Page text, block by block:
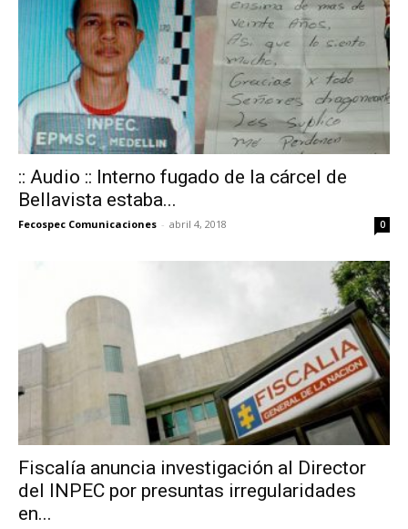
:: Audio :: Interno fugado de la cárcel de
Bellavista estaba...
Fecospec Comunicaciones - abril 4, 2018 0
Fiscalía anuncia investigación al Director
del INPEC por presuntas irregularidades
en...